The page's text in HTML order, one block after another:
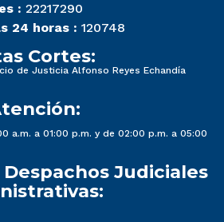
: 22217290
24 horas : 120748
Cortes:
de Justicia Alfonso Reyes Echandía
a.m. a 01:00 p.m. y de 02:00 p.m. a 05:00
Judiciales